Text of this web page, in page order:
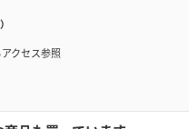
クセス参照